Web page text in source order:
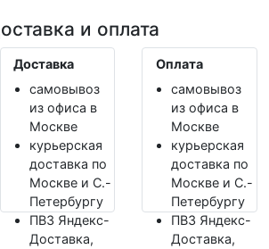
и оплата
Доставка
самовывоз
из офиса в
Москве
курьерская
доставка по
Москве и С.-
Петербургу
ПВЗ Яндекс-
Доставка,
Оплата
самовывоз
из офиса в
Москве
курьерская
доставка по
Москве и С.-
Петербургу
ПВЗ Яндекс-
Доставка,